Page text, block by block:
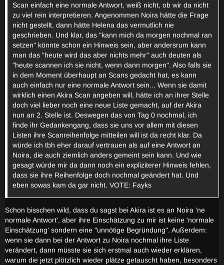
Scan einfach eine normale Antwort, weiß nicht, ob wir da nicht
zu viel rein interpretieren. Angenommen Noira hätte die Frage
nicht gestellt, dann hätte Helena das vermutlich nie
geschrieben. Und klar, das "kann mich da morgen nochmal ran
setzen" könnte schon ein Hinweis sein, aber andersrum kann
man das "heute wird das aber nichts mehr" auch deuten als
"heute scannen ich sie nicht, wenn dann morgen". Also falls sie
in dem Moment überhaupt an Scans gedacht hat, es kann
auch einfach nur eine normale Antwort sein... Wenn sie damit
wirklich einen Akira Scan angeben will, hätte ich an ihrer Stelle
doch viel lieber noch eine neue Liste gemacht, auf der Akira
nun an 2. Stelle ist. Deswegen das von Tag 0 nochmal, ich
finde ihr Gedankengang, dass sie uns vor allem mit diesen
Listen ihre Scanreihenfolge mitteilen will ist da recht klar. Da
würde ich tbh eher darauf vertrauen als auf eine Antwort an
Noira, die auch ziemlich anders gemeint sein kann. Und wie
gesagt würde mir da dann noch ein expliziterer Hinweis fehlen,
dass sie ihre Reihenfolge doch nochmal geändert hat. Und
eben sowas kam da gar nicht. VOTE: Fayks
Schon bisschen wild, dass du sagst bei Akira ist es an Noira 'ne
normale Antwort', aber ihre Einschätzung zu mir ist keine 'normale
Einschätzung' sondern eine "unnötige Begründung". Außerdem:
wenn sie dann bei der Antwort zu Noira nochmal ihre Liste
verändert, dann müsste sie sich erstmal auch wieder erklären,
warum die jetzt plötzlich wieder plätze getauscht haben, besonders